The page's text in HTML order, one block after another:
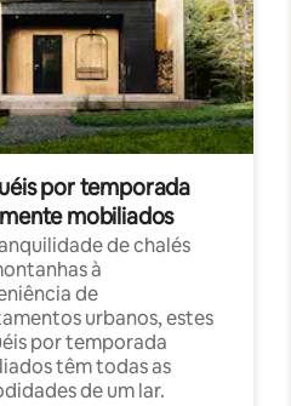
por temporada
mobiliados
de chalés
à
de
urbanos, estes
por temporada
têm todas as
de um lar.